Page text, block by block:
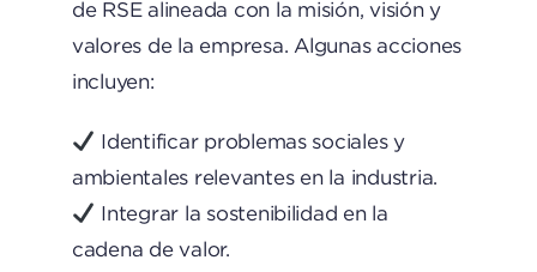
de RSE alineada con la misión, visión y
valores de la empresa. Algunas acciones
incluyen:
Identificar problemas sociales y
ambientales relevantes en la industria.
Integrar la sostenibilidad en la
cadena de valor.